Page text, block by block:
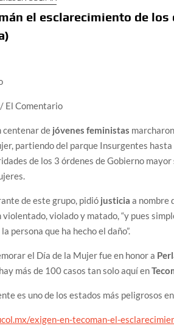
el esclarecimiento de
El Comentario
centenar de jóvenes feministas
partiendo del parque Insurgentes
de los 3 órdenes de Gobierno mayor
de este grupo, pidió justicia a nombre
violentado, violado y matado, “y pues
persona que ha hecho el daño”.
el Día de la Mujer fue en honor a
más de 100 casos tan solo aquí en
es uno de los estados más peligrosos
exigen-en-tecoman-el-